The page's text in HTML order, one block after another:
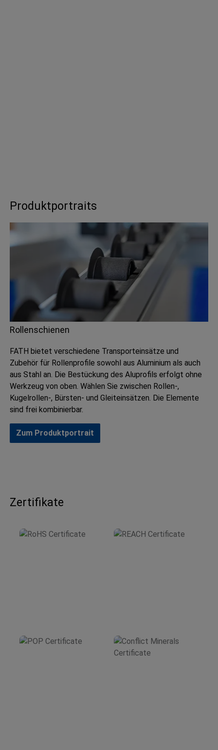
Produktportraits
Rollenschienen
FATH bietet verschiedene Transporteinsätze und
Zubehör für Rollenprofile sowohl aus Aluminium als auch
aus Stahl an. Die Bestückung des Aluprofils erfolgt ohne
Werkzeug von oben. Wählen Sie zwischen Rollen-,
Kugelrollen-, Bürsten- und Gleiteinsätzen. Die Elemente
sind frei kombinierbar.
Zum Produktportrait
Zertifikate